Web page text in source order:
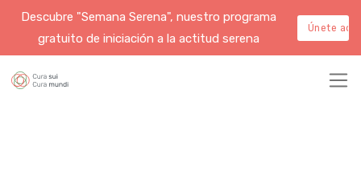
Descubre "Semana Serena", nuestro programa
gratuito de iniciación a la actitud serena
Únete aquí